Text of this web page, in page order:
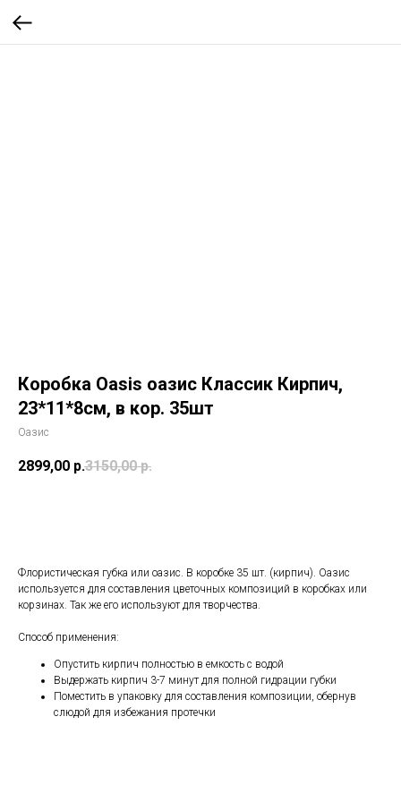
Коробка Oasis оазис Классик Кирпич,
23*11*8см, в кор. 35шт
Оазис
2899,00 р.3150,00 р.
Флористическая губка или оазис. В коробке 35 шт. (кирпич). Оазис
используется для составления цветочных композиций в коробках или
корзинах. Так же его используют для творчества.
Способ применения:
Опустить кирпич полностью в емкость с водой
Выдержать кирпич 3-7 минут для полной гидрации губки
Поместить в упаковку для составления композиции, обернув
слюдой для избежания протечки